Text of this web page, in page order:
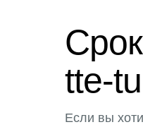
tte-
Если вы